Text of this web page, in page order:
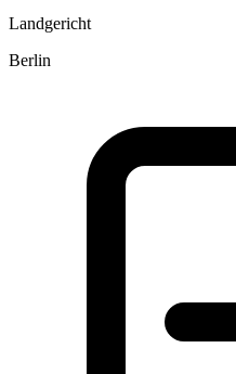
Landgericht
Berlin